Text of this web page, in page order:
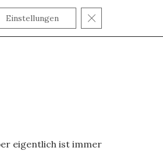
eigentlich ist immer
Einstellungen GDPR